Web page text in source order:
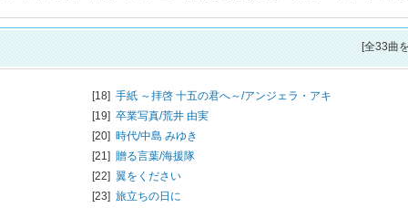
[全33曲
[18] 手紙 ～拝啓 十五の君へ～/アンジェラ・アキ
[19] 卒業写真/荒井 由実
[20] 時代/中島 みゆき
[21] 贈る言葉/海援隊
[22] 翼をください
[23] 旅立ちの日に